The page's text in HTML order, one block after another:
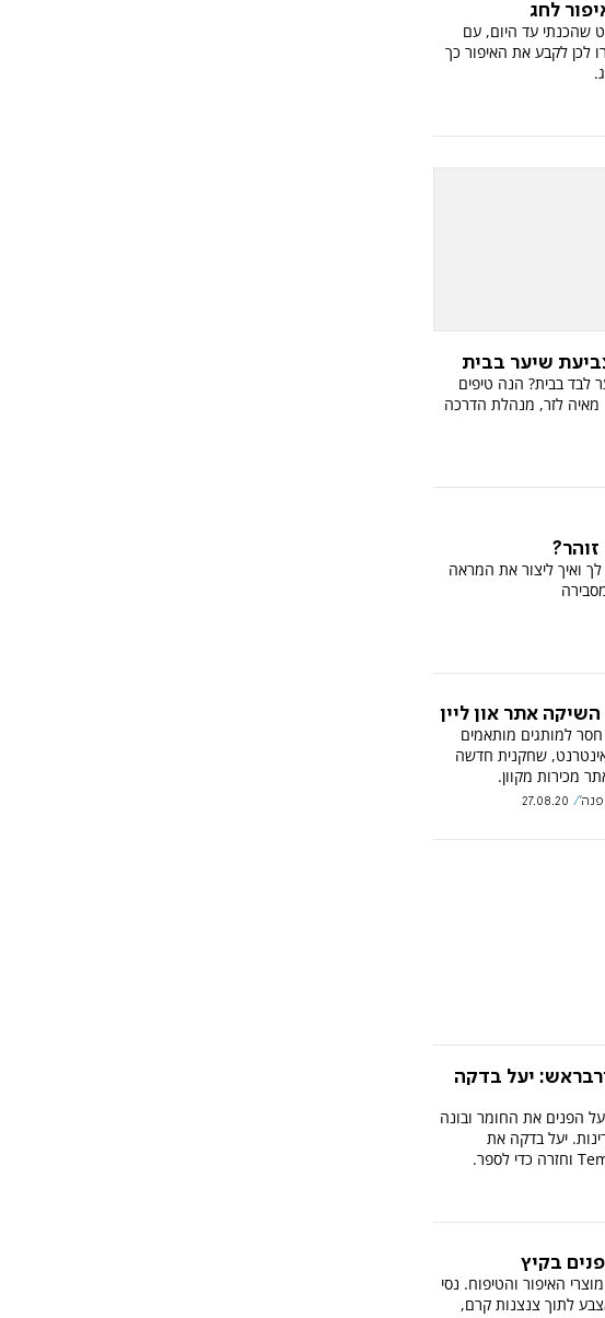
לחג
שהכנתי עד היום, עם
לכן לקבע את האיפור כך
שיער בבית
לבד בבית? הנה טיפים
מאיה לזר, מנהלת הדרכה
ואיך ליצור את המראה
אתר און ליין
למותגים מותאמים
שחקנית חדשה
מכירות מקוון.
27.08.20
יעל בדקה
על הפנים את החומר ובונה
יעל בדקה את
בקיץ
האיפור והטיפוח. נסי
לתוך צנצנות קרם,